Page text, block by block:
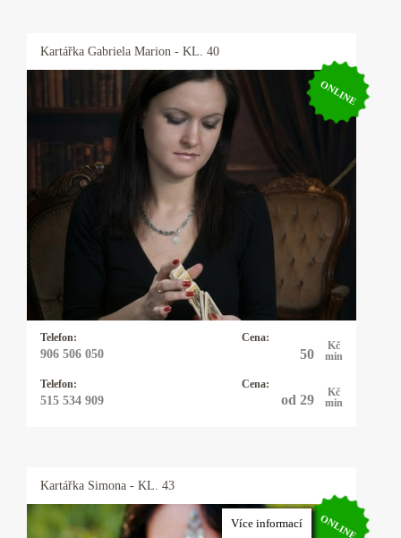
Kartářka Gabriela Marion - KL. 40
ONLINE
Telefon:
906 506 050
Cena:
50
Kč
min
Telefon:
515 534 909
Cena:
od 29
Kč
min
Kartářka Gabriela Marion
Jsem empat, médium a průvodce skrze
prorocké sny, intuici a spiritualitu. Od dětství
přicházejí ke mně vize, odpovědi a vhledy,
umožňující nahlédnout do situací a poskytovat
vedení. Mou vášní je tarot, fascinují mě jeho
symboly, barvy a hloubka, která se prolíná do
každodenního života. Ráda s vámi proberu
vaše důležité vztahové, profesní i životní
Kartářka Simona - KL. 43
ONLINE
Více informací